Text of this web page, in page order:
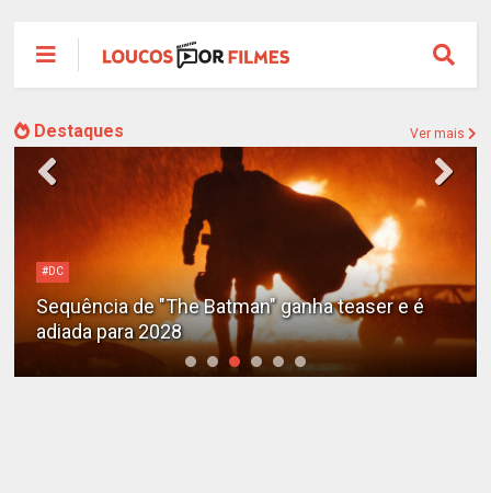
Destaques Ver mais
#DC
Sequência de "The Batman" ganha teaser e é
adiada para 2028